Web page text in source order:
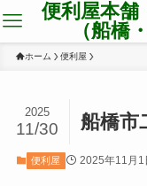
便利屋本
（船橋
ホーム 便利屋
船橋
2025
11/30
便利屋 2025年11月1